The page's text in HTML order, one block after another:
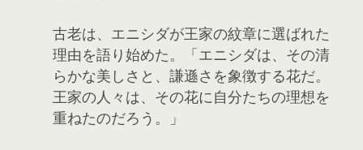
古老は、エニシダが王家の紋章に選ばれた
理由を語り始めた。「エニシダは、その清
らかな美しさと、謙遜さを象徴する花だ。
王家の人々は、その花に自分たちの理想を
重ねたのだろう。」